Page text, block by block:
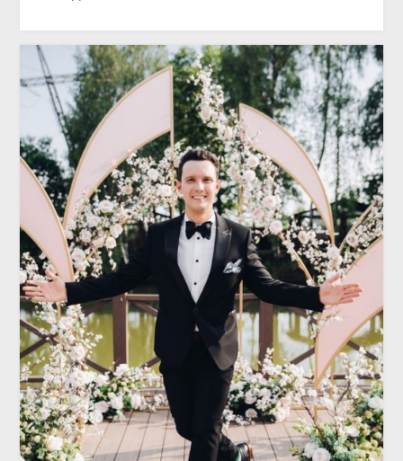
ОТКРЫТИЕ МЕСЯЦА
Ведущий Иван Манохин:
трогательно, душевно и креативно